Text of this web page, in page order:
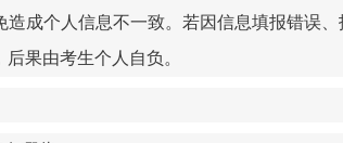
成个人信息不一致。 若因信息填报错误
果由考生个人自负。